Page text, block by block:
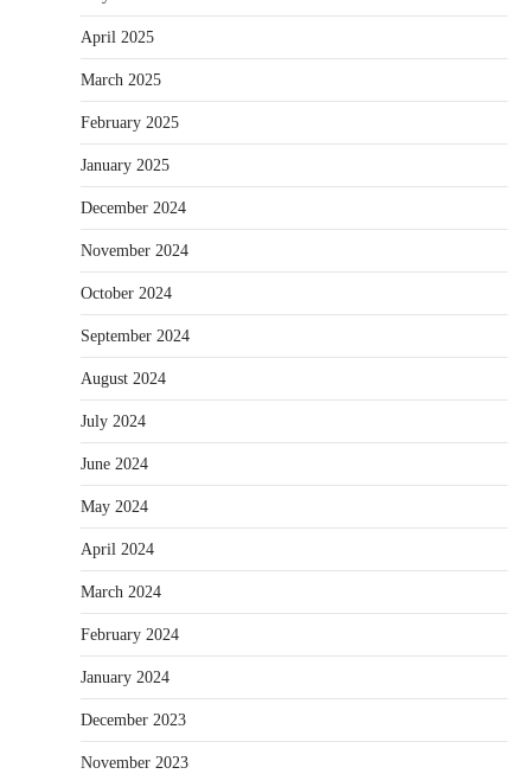
April 2025
March 2025
February 2025
January 2025
December 2024
November 2024
October 2024
September 2024
August 2024
July 2024
June 2024
May 2024
April 2024
March 2024
February 2024
January 2024
December 2023
November 2023